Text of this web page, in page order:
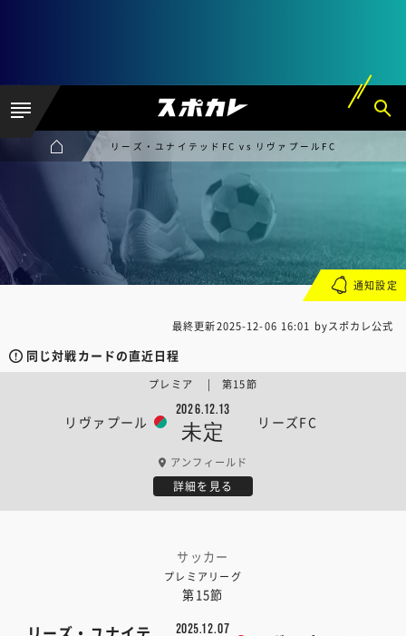
リーズ・ユナイテッドFC vs リヴァプールFC
最終更新2025-12-06 16:01 byスポカレ公式
同じ対戦カードの直近日程
リヴァプール
2026.12.13
未定 リーズFC
プレミア | 第15節
アンフィールド
詳細を見る
サッカー
プレミアリーグ
第15節
2025.12.07
通知設定